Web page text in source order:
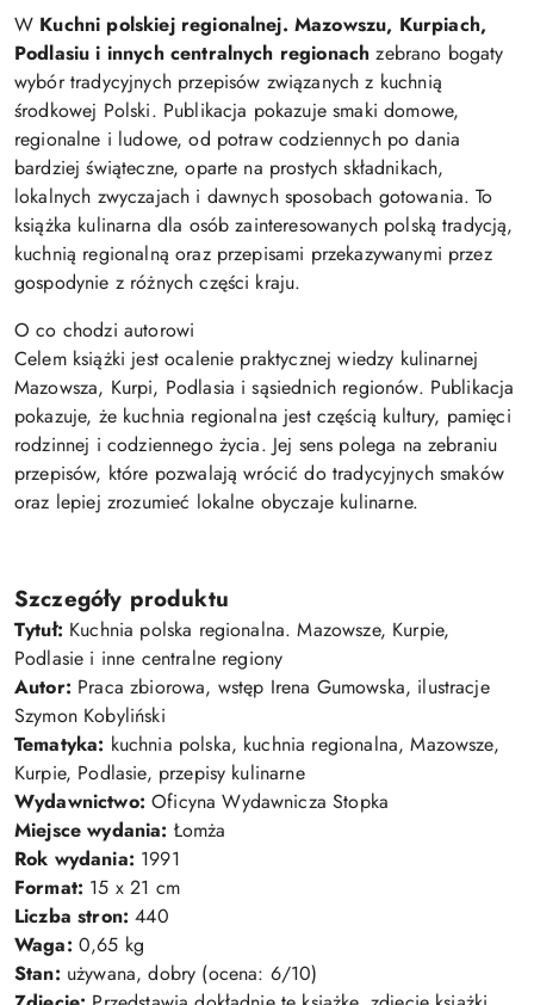
W Kuchni polskiej regionalnej. Mazowszu, Kurpiach,
Podlasiu i innych centralnych regionach zebrano bogaty
wybór tradycyjnych przepisów związanych z kuchnią
środkowej Polski. Publikacja pokazuje smaki domowe,
regionalne i ludowe, od potraw codziennych po dania
bardziej świąteczne, oparte na prostych składnikach,
lokalnych zwyczajach i dawnych sposobach gotowania. To
książka kulinarna dla osób zainteresowanych polską tradycją,
kuchnią regionalną oraz przepisami przekazywanymi przez
gospodynie z różnych części kraju.
O co chodzi autorowi
Celem książki jest ocalenie praktycznej wiedzy kulinarnej
Mazowsza, Kurpi, Podlasia i sąsiednich regionów. Publikacja
pokazuje, że kuchnia regionalna jest częścią kultury, pamięci
rodzinnej i codziennego życia. Jej sens polega na zebraniu
przepisów, które pozwalają wrócić do tradycyjnych smaków
oraz lepiej zrozumieć lokalne obyczaje kulinarne.
Szczegóły produktu
Tytuł: Kuchnia polska regionalna. Mazowsze, Kurpie,
Podlasie i inne centralne regiony
Autor: Praca zbiorowa, wstęp Irena Gumowska, ilustracje
Szymon Kobyliński
Tematyka: kuchnia polska, kuchnia regionalna, Mazowsze,
Kurpie, Podlasie, przepisy kulinarne
Wydawnictwo: Oficyna Wydawnicza Stopka
Miejsce wydania: Łomża
Rok wydania: 1991
Format: 15 x 21 cm
Liczba stron: 440
Waga: 0,65 kg
Stan: używana, dobry (ocena: 6/10)